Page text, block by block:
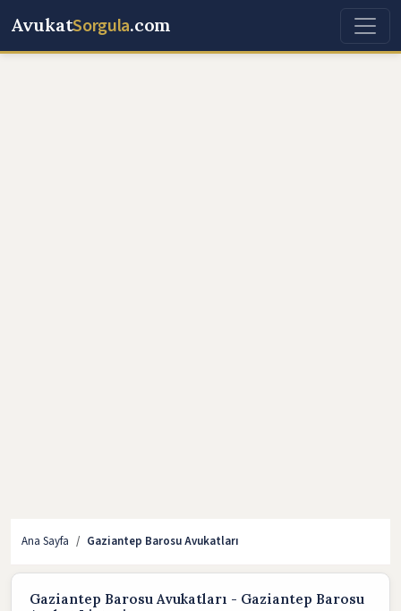
AvukatSorgula.com
Ana Sayfa Gaziantep Barosu Avukatları
Gaziantep Barosu Avukatları - Gaziantep Barosu